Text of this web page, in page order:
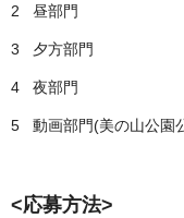
2 昼部門
3 夕方部門
4 夜部門
5 動画部門(美の山公園
<応募方法>